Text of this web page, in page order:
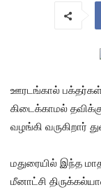
ஊரடங்கால்
கிடைக்காமல்
வழங்கி வருகிறார்
மதுரையில் இந்த
மீனாட்சி